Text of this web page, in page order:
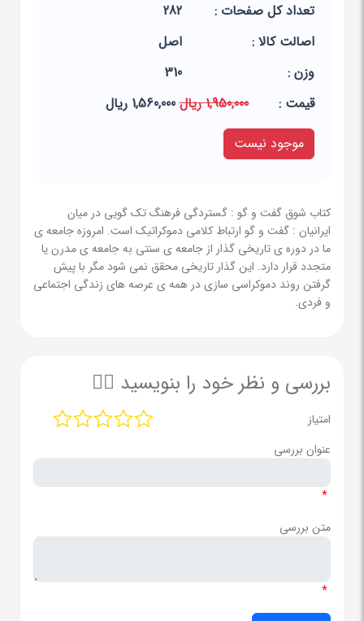
تعداد کل صفحات :
282
اصالت کالا :
اصل
وزن :
310
قيمت :
1,950,000 ریال
1,560,000 ریال
موجود نیست
کتاب شوق گفت و گو : گستردگی فرهنگ تک گویی در میان
ایرانیان : گفت و گو ارتباط کلامی دموکراتیک است. امروزه جامعه ی
ما در دوره ی تاریخی گذار از جامعه ی سنتی به جامعه ی مدرن یا
متجدد قرار دارد. این گذار تاریخی محقق نمی شود مگر با پیش
گرفتن روند دموکراسی سازی در همه ی عرصه های زندگی اجتماعی
و فردی.
بررسی و نظر خود را بنویسید ✍🏻
امتیاز
عنوان بررسی
*
متن بررسی
*